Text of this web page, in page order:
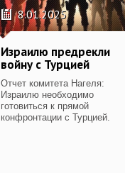
8.01.2025
Израилю предрекли
войну с Турцией
Отчет комитета Нагеля:
Израилю необходимо
готовиться к прямой
конфронтации с Турцией.